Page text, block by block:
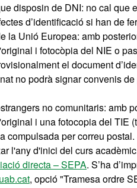
disposin de DNI: no cal que
d’identificació si han de
la Unió Europea: amb
i fotocòpia del NIE o
el document
no podrà signar convenis
no comunitaris: amb
i una fotocopia del TIE
compulsada per correu
l'any d'inici del curs
directa – SEPA. S’ha
, opció "Tramesa ordre